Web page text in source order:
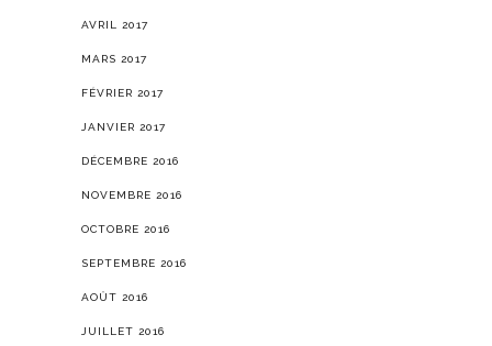
AVRIL 2017
MARS 2017
FÉVRIER 2017
JANVIER 2017
DÉCEMBRE 2016
NOVEMBRE 2016
OCTOBRE 2016
SEPTEMBRE 2016
AOÛT 2016
JUILLET 2016